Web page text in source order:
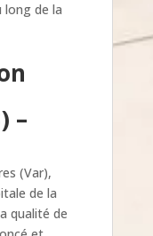
de la
–
(Var),
de la
qualité de